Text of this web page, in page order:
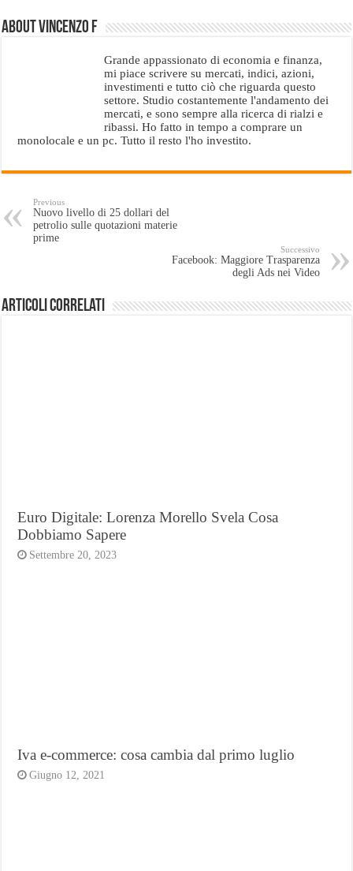
About Vincenzo F
Grande appassionato di economia e finanza,
mi piace scrivere su mercati, indici, azioni,
investimenti e tutto ciò che riguarda questo
settore. Studio costantemente l'andamento dei
mercati, e sono sempre alla ricerca di rialzi e
ribassi. Ho fatto in tempo a comprare un
monolocale e un pc. Tutto il resto l'ho investito.
Previous
Nuovo livello di 25 dollari del
petrolio sulle quotazioni materie
prime
Successivo
Facebook: Maggiore Trasparenza
degli Ads nei Video
Articoli Correlati
Euro Digitale: Lorenza Morello Svela Cosa
Dobbiamo Sapere
Settembre 20, 2023
Iva e-commerce: cosa cambia dal primo luglio
Giugno 12, 2021